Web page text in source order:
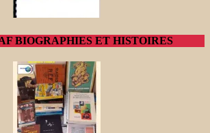
BIOGRAPHIES ET HISTOIRES